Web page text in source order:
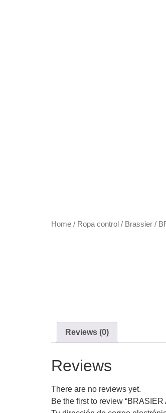
Home / Ropa control / Brassier /
Reviews (0)
Reviews
There are no reviews yet.
Be the first to review “BRASIER